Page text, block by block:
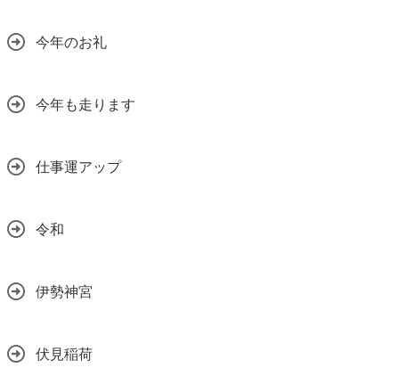
今年のお礼
今年も走ります
仕事運アップ
令和
伊勢神宮
伏見稲荷